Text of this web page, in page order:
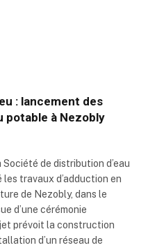
: lancement des
potable à Nezobly
de distribution d’eau
les travaux d’adduction en
de Nezobly, dans le
d’une cérémonie
prévoit la construction
d’un réseau de